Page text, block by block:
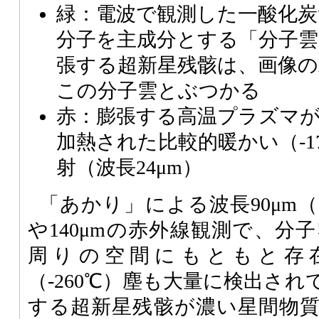
緑：電波で観測した一酸化
分子を主成分とする「分子
張する超新星残骸は、画像
この分子雲とぶつかる
赤：膨張する高温プラズマ
加熱された比較的暖かい（-
射（波長24μm）
「あかり」による波長90μm
や140μmの赤外線観測で、分
周りの空間にもともと存
（-260℃）塵も大量に検出され
する超新星残骸が濃い星間物